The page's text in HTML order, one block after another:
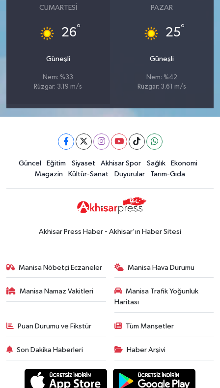
CUMARTESI
26°
Güneşli
Nem: %33
Rüzgar: 3.19 m/s
PAZAR
25°
Güneşli
Nem: %42
Rüzgar: 3.61 m/s
Güncel Eğitim Siyaset Akhisar Spor Sağlık
Ekonomi
Magazin
Kültür-Sanat Duyurular Tarım-Gıda
Akhisar Press Haber - Akhisar'ın Haber Sitesi
Manisa Nöbetçi Eczaneler Manisa Hava Durumu
Manisa Namaz Vakitleri
Manisa Trafik Yoğunluk
Haritası
Puan Durumu ve Fikstür Tüm Manşetler
Son Dakika Haberleri Haber Arşivi